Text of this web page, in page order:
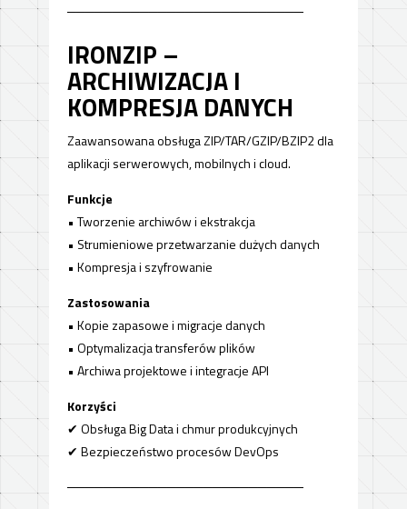
──────────────────────────
IRONZIP –
ARCHIWIZACJA I
KOMPRESJA DANYCH
Zaawansowana obsługa ZIP/TAR/GZIP/BZIP2 dla
aplikacji serwerowych, mobilnych i cloud.
Funkcje
• Tworzenie archiwów i ekstrakcja
• Strumieniowe przetwarzanie dużych danych
• Kompresja i szyfrowanie
Zastosowania
• Kopie zapasowe i migracje danych
• Optymalizacja transferów plików
• Archiwa projektowe i integracje API
Korzyści
✔ Obsługa Big Data i chmur produkcyjnych
✔ Bezpieczeństwo procesów DevOps
──────────────────────────